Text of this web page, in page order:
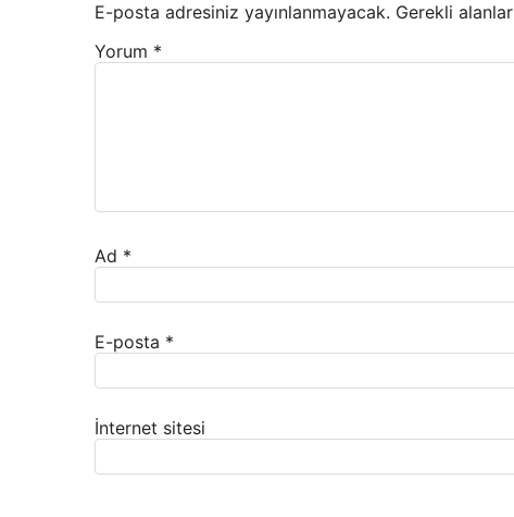
E-posta adresiniz yayınlanmayacak. Gerekli alanlar
Yorum *
Ad *
E-posta *
İnternet sitesi